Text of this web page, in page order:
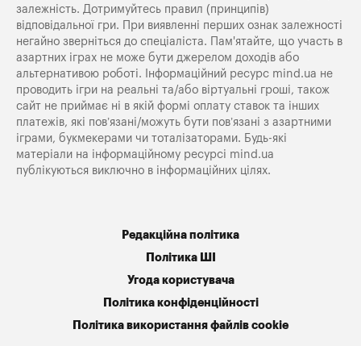
залежність. Дотримуйтесь правил (принципів)
відповідальної гри. При виявленні перших ознак залежності
негайно зверніться до спеціаліста. Пам'ятайте, що участь в
азартних іграх не може бути джерелом доходів або
альтернативою роботі. Інформаційний ресурс mind.ua не
проводить ігри на реальні та/або віртуальні гроші, також
сайт не приймає ні в якій формі оплату ставок та інших
платежів, які пов’язані/можуть бути пов’язані з азартними
іграми, букмекерами чи тоталізаторами. Будь-які
матеріали на інформаційному ресурсі mind.ua
публікуються виключно в інформаційних цілях.
Редакційна політика
Політика ШІ
Угода користувача
Політика конфіденційності
Політика використання файлів cookie